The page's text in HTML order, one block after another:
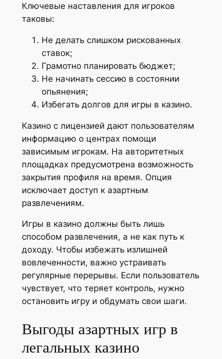
Ключевые наставления для игроков
таковы:
Не делать слишком рискованных
ставок;
Грамотно планировать бюджет;
Не начинать сессию в состоянии
опьянения;
Избегать долгов для игры в казино.
Казино с лицензией дают пользователям
информацию о центрах помощи
зависимым игрокам. На авторитетных
площадках предусмотрена возможность
закрытия профиля на время. Опция
исключает доступ к азартным
развлечениям.
Игры в казино должны быть лишь
способом развлечения, а не как путь к
доходу. Чтобы избежать излишней
вовлеченности, важно устраивать
регулярные перерывы. Если пользователь
чувствует, что теряет контроль, нужно
остановить игру и обдумать свои шаги.
Выгоды азартных игр в
легальных казино